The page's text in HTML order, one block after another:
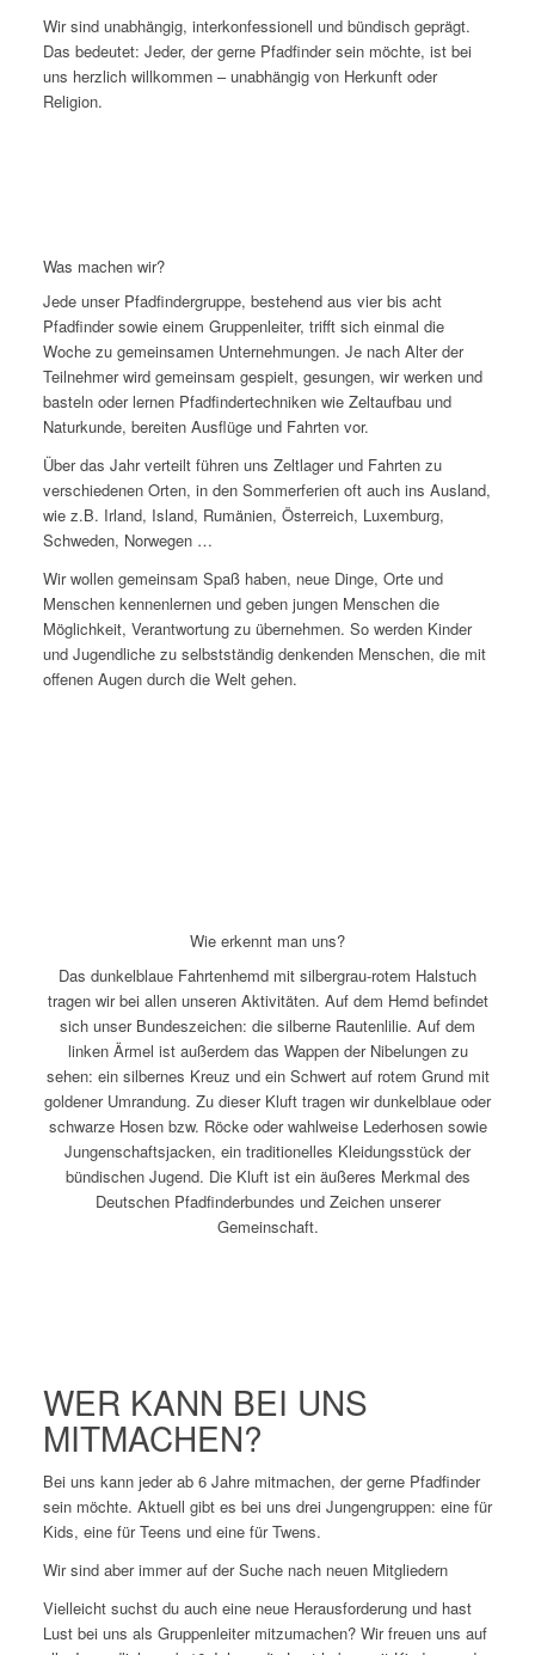
Wir sind unabhängig, interkonfessionell und bündisch geprägt.
Das bedeutet: Jeder, der gerne Pfadfinder sein möchte, ist bei
uns herzlich willkommen – unabhängig von Herkunft oder
Religion.
Was machen wir?
Jede unser Pfadfindergruppe, bestehend aus vier bis acht
Pfadfinder sowie einem Gruppenleiter, trifft sich einmal die
Woche zu gemeinsamen Unternehmungen. Je nach Alter der
Teilnehmer wird gemeinsam gespielt, gesungen, wir werken und
basteln oder lernen Pfadfindertechniken wie Zeltaufbau und
Naturkunde, bereiten Ausflüge und Fahrten vor.
Über das Jahr verteilt führen uns Zeltlager und Fahrten zu
verschiedenen Orten, in den Sommerferien oft auch ins Ausland,
wie z.B. Irland, Island, Rumänien, Österreich, Luxemburg,
Schweden, Norwegen …
Wir wollen gemeinsam Spaß haben, neue Dinge, Orte und
Menschen kennenlernen und geben jungen Menschen die
Möglichkeit, Verantwortung zu übernehmen. So werden Kinder
und Jugendliche zu selbstständig denkenden Menschen, die mit
offenen Augen durch die Welt gehen.
Wie erkennt man uns?
Das dunkelblaue Fahrtenhemd mit silbergrau-rotem Halstuch
tragen wir bei allen unseren Aktivitäten. Auf dem Hemd befindet
sich unser Bundeszeichen: die silberne Rautenlilie. Auf dem
linken Ärmel ist außerdem das Wappen der Nibelungen zu
sehen: ein silbernes Kreuz und ein Schwert auf rotem Grund mit
goldener Umrandung. Zu dieser Kluft tragen wir dunkelblaue oder
schwarze Hosen bzw. Röcke oder wahlweise Lederhosen sowie
Jungenschaftsjacken, ein traditionelles Kleidungsstück der
bündischen Jugend. Die Kluft ist ein äußeres Merkmal des
Deutschen Pfadfinderbundes und Zeichen unserer
Gemeinschaft.
WER KANN BEI UNS
MITMACHEN?
Bei uns kann jeder ab 6 Jahre mitmachen, der gerne Pfadfinder
sein möchte. Aktuell gibt es bei uns drei Jungengruppen: eine für
Kids, eine für Teens und eine für Twens.
Wir sind aber immer auf der Suche nach neuen Mitgliedern
Vielleicht suchst du auch eine neue Herausforderung und hast
Lust bei uns als Gruppenleiter mitzumachen? Wir freuen uns auf